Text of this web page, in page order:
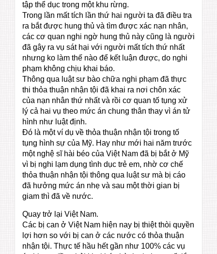
tập thể dục trong một khu rừng.
Trong lần mất tích lần thứ hai người ta đã điều tra
ra bắt được hung thủ và tìm được xác nạn nhân,
các cơ quan nghi ngờ hung thủ này cũng là người
đã gây ra vụ sát hại với người mất tích thứ nhất
nhưng ko làm thế nào để kết luận được, do nghi
phạm không chịu khai báo.
Thông qua luật sư bào chữa nghi phạm đã thực
thi thỏa thuận nhận tội đã khai ra nơi chôn xác
của nạn nhân thứ nhất và rồi cơ quan tố tụng xử
lý cả hai vụ theo mức án chung thân thay vì án tử
hình như luật định.
Đó là một ví dụ về thỏa thuận nhận tội trong tố
tụng hình sự của Mỹ. Hay như mới hai năm trước
một nghệ sĩ hài béo của Việt Nam đã bị bắt ở Mỹ
vì bị nghi lạm dụng tình dục trẻ em, nhờ cơ chế
thỏa thuận nhận tội thông qua luật sư mà bị cáo
đã hưởng mức án nhẹ và sau một thời gian bị
giam thì đã về nước.
Quay trở lại Việt Nam.
Các bị can ở Việt Nam hiện nay bị thiệt thòi quyền
lợi hơn so với bị can ở các nước có thỏa thuận
nhận tội. Thực tế hầu hết gần như 100% các vụ